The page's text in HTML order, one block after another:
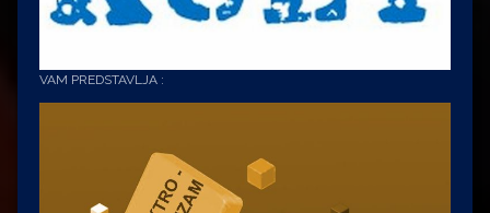
VAM PREDSTAVLJA :